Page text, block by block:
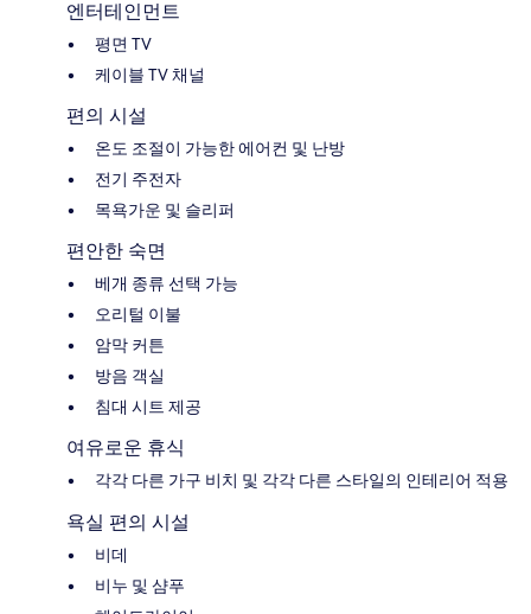
엔터테인먼트
평면 TV
케이블 TV 채널
편의 시설
온도 조절이 가능한 에어컨 및 난방
전기 주전자
목욕가운 및 슬리퍼
편안한 숙면
베개 종류 선택 가능
오리털 이불
암막 커튼
방음 객실
침대 시트 제공
여유로운 휴식
각각 다른 가구 비치 및 각각 다른 스타일의 인테리어 적용
욕실 편의 시설
비데
비누 및 샴푸